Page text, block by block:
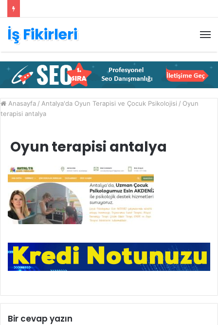
İş Fikirleri
Anasayfa / Antalya'da Oyun Terapisi ve Çocuk Psikolojisi / Oyun
terapisi antalya
Oyun terapisi antalya
Bir cevap yazın